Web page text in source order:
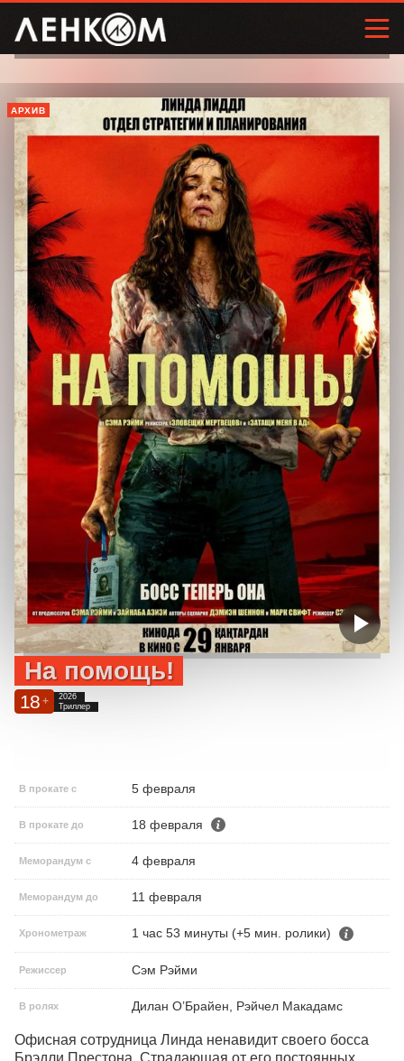
АРХИВ
На помощь!
18 +
2026
Триллер
В прокате с 5 февраля
В прокате до 18 февраля
Меморандум с 4 февраля
Меморандум до 11 февраля
Хронометраж 1 час 53 минуты (+5 мин. ролики)
Режиссер Сэм Рэйми
В ролях Дилан О’Брайен, Рэйчел Макадамс
Офисная сотрудница Линда ненавидит своего босса
Брэдли Престона. Страдающая от его постоянных